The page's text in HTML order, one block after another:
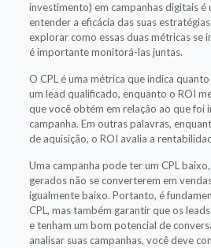
investimento) em campanhas digitais é
entender a eficácia das suas
explorar como essas duas métricas se
é importante monitorá-las juntas.
O CPL é uma métrica que indica
um lead qualificado, enquanto o ROI
que você obtém em relação ao que foi
campanha. Em outras palavras,
de aquisição, o ROI avalia a
Uma campanha pode ter um CPL
gerados não se converterem em
igualmente baixo. Portanto, é
CPL, mas também garantir que os
e tenham um bom potencial de
analisar suas campanhas, você deve